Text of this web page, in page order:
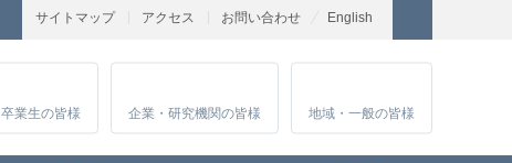
サイトマップ アクセス お問い合わせ English
卒業生の皆様 企業・研究機関の皆様 地域・一般の皆様